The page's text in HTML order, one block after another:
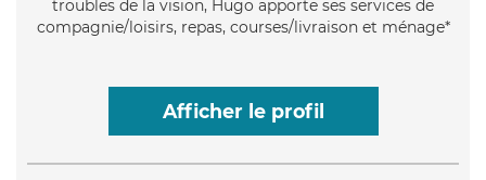
troubles de la vision, Hugo apporte ses services de
compagnie/loisirs, repas, courses/livraison et ménage*
Afficher le profil